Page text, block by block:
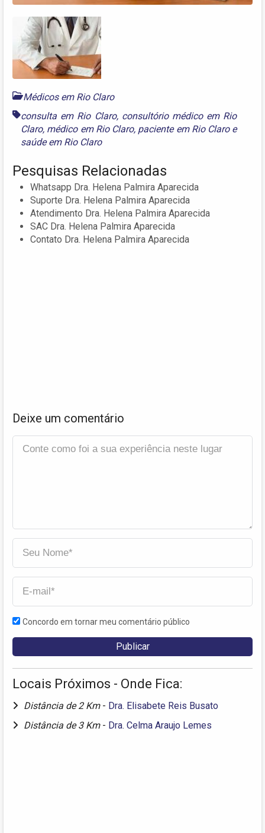
Médicos em Rio Claro
consulta em Rio Claro, consultório médico em Rio
Claro, médico em Rio Claro, paciente em Rio Claroe
saúde em Rio Claro
Pesquisas Relacionadas
Whatsapp Dra. Helena Palmira Aparecida
Suporte Dra. Helena Palmira Aparecida
Atendimento Dra. Helena Palmira Aparecida
SAC Dra. Helena Palmira Aparecida
Contato Dra. Helena Palmira Aparecida
Deixe um comentário
Concordo em tornar meu comentário público
Locais Próximos - Onde Fica:
Distância de 2 Km - Dra. Elisabete Reis Busato
Distância de 3 Km - Dra. Celma Araujo Lemes